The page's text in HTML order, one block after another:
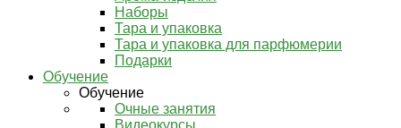
Наборы
Тара и упаковка
Тара и упаковка для парфюмерии
Подарки
Обучение
Обучение
Очные занятия
Видеокурсы